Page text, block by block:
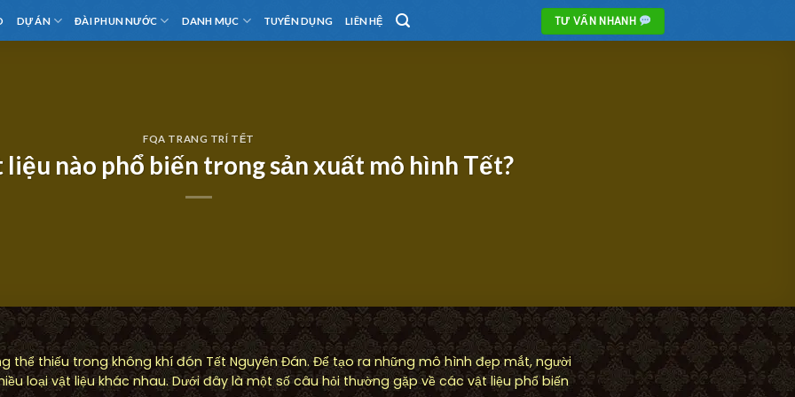
DỰ ÁN ĐÀI PHUN NƯỚC DANH MỤC TUYỂN DỤNG LIÊN HỆ TƯ VẤN NHANH
FQA TRANG TRÍ TẾT
nào phổ biến trong sản xuất mô hình Tết?
thể thiếu trong không khí đón Tết Nguyên Đán. Để tạo ra những mô hình đẹp mắt, người
loại vật liệu khác nhau. Dưới đây là một số câu hỏi thường gặp về các vật liệu phổ biến